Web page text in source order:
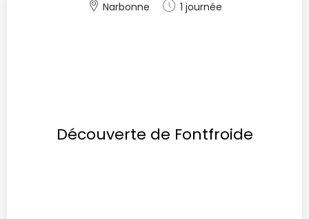
Narbonne 1 journée
Découverte de Fontfroide